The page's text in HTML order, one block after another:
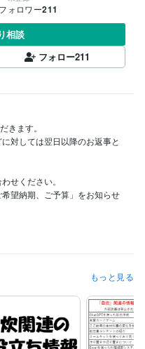
フォロワー211
相談
フォロー211
きます。
対しては翌日以降のお返事と
せください。
望納期、ご予算」をお知らせ
らご連絡をいただく場合は提
メッセージに加え、いくつか
の対応となることがありま
とし1週間～10日の提案期限を
もっと見る